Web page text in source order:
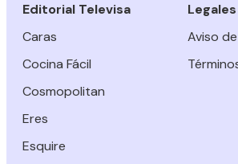
Editorial Televisa
Caras
Cocina Fácil
Cosmopolitan
Eres
Esquire
Legales
Aviso